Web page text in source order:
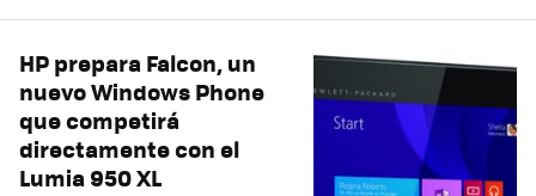
HP prepara Falcon, un
nuevo Windows Phone
que competirá
directamente con el
Lumia 950 XL